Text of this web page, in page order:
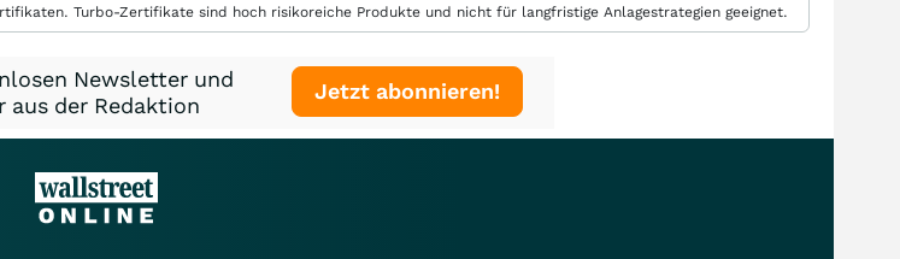
Turbo-Zertifikate sind hoch risikoreiche Produkte und nicht für langfristige Anlagestrategien geeignet.
Newsletter und
aus der Redaktion
Jetzt abonnieren!